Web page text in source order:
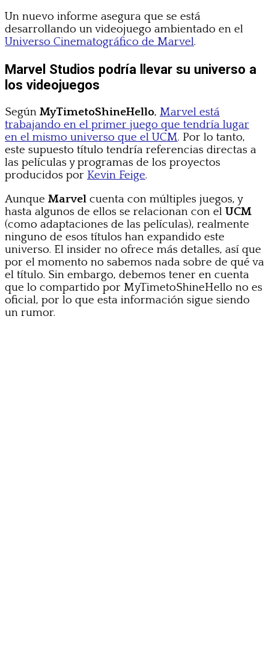
Un nuevo informe asegura que se está
desarrollando un videojuego ambientado en el
Universo Cinematográfico de Marvel.
Marvel Studios podría llevar su universo a
los videojuegos
Según MyTimetoShineHello, Marvel está
trabajando en el primer juego que tendría lugar
en el mismo universo que el UCM. Por lo tanto,
este supuesto título tendría referencias directas a
las películas y programas de los proyectos
producidos por Kevin Feige.
Aunque Marvel cuenta con múltiples juegos, y
hasta algunos de ellos se relacionan con el UCM
(como adaptaciones de las películas), realmente
ninguno de esos títulos han expandido este
universo. El insider no ofrece más detalles, así que
por el momento no sabemos nada sobre de qué va
el título. Sin embargo, debemos tener en cuenta
que lo compartido por MyTimetoShineHello no es
oficial, por lo que esta información sigue siendo
un rumor.